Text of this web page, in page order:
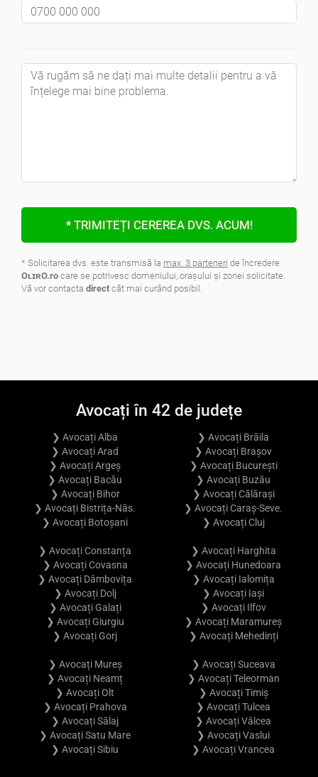
* TRIMITEȚI CEREREA DVS. ACUM!
* Solicitarea dvs. este transmisă la max. 3 parteneri de încredere
OʟɪʀO.ro care se potrivesc domeniului, oraşului şi zonei solicitate.
Vă vor contacta direct cât mai curând posibil.
Avocați în 42 de județe
❯ Avocați Alba
❯ Avocați Arad
❯ Avocați Argeș
❯ Avocați Bacău
❯ Avocați Bihor
❯ Avocați Bistrița-Năs.
❯ Avocați Botoșani
❯ Avocați Brăila
❯ Avocați Brașov
❯ Avocați București
❯ Avocați Buzău
❯ Avocați Călărași
❯ Avocați Caraș-Seve.
❯ Avocați Cluj
❯ Avocați Constanța
❯ Avocați Covasna
❯ Avocați Dâmbovița
❯ Avocați Dolj
❯ Avocați Galați
❯ Avocați Giurgiu
❯ Avocați Gorj
❯ Avocați Harghita
❯ Avocați Hunedoara
❯ Avocați Ialomița
❯ Avocați Iași
❯ Avocați Ilfov
❯ Avocați Maramureș
❯ Avocați Mehedinți
❯ Avocați Mureș
❯ Avocați Neamț
❯ Avocați Olt
❯ Avocați Prahova
❯ Avocați Sălaj
❯ Avocați Satu Mare
❯ Avocați Sibiu
❯ Avocați Suceava
❯ Avocați Teleorman
❯ Avocați Timiș
❯ Avocați Tulcea
❯ Avocați Vâlcea
❯ Avocați Vaslui
❯ Avocați Vrancea